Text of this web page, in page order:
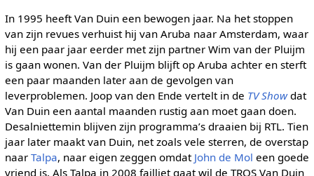
In 1995 heeft Van Duin een bewogen jaar. Na het stoppen
van zijn revues verhuist hij van Aruba naar Amsterdam, waar
hij een paar jaar eerder met zijn partner Wim van der Pluijm
is gaan wonen. Van der Pluijm blijft op Aruba achter en sterft
een paar maanden later aan de gevolgen van
leverproblemen. Joop van den Ende vertelt in de TV Showdat
Van Duin een aantal maanden rustig aan moet gaan doen.
Desalniettemin blijven zijn programma’s draaien bij RTL. Tien
jaar later maakt van Duin, net zoals vele sterren, de overstap
naar Talpa, naar eigen zeggen omdat John de Mol een goede
vriend is. Als Talpa in 2008 failliet gaat wil de TROS Van Duin